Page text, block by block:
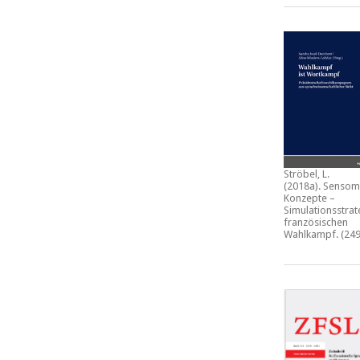
Ströbel, L.
(2018a).
Konzepte –
französischen
Wahlkampf.